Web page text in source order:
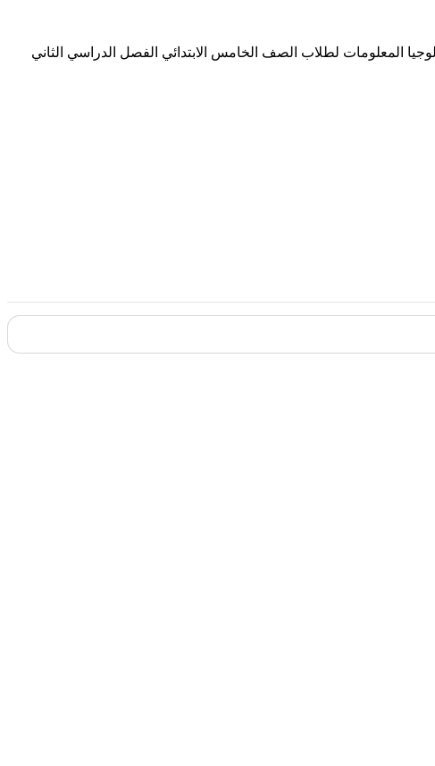
المعلومات لطلاب الصف الخامس الابتدائي الفصل الدراسي الثاني